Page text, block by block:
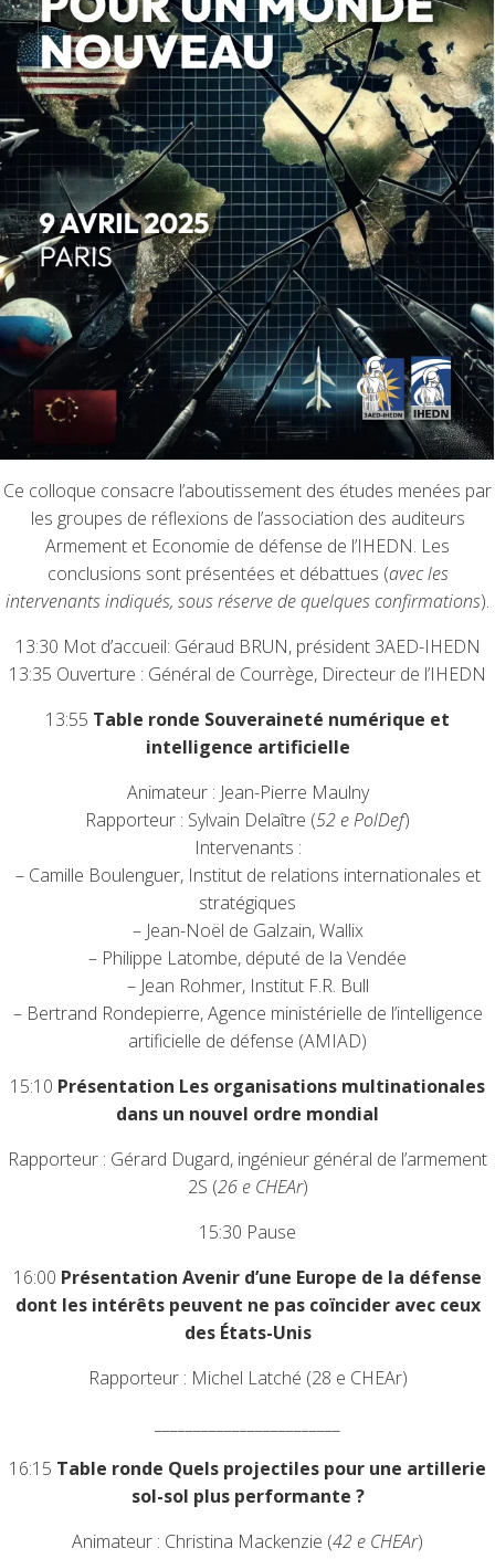
Ce colloque consacre l’aboutissement des études menées par
les groupes de réflexions de l’association des auditeurs
Armement et Economie de défense de l’IHEDN. Les
conclusions sont présentées et débattues (avec les
intervenants indiqués, sous réserve de quelques confirmations).
13:30 Mot d’accueil: Géraud BRUN, président 3AED-IHEDN
13:35 Ouverture : Général de Courrège, Directeur de l’IHEDN
13:55 Table ronde Souveraineté numérique et
intelligence artificielle
Animateur : Jean-Pierre Maulny
Rapporteur : Sylvain Delaître (52 e PolDef)
Intervenants :
– Camille Boulenguer, Institut de relations internationales et
stratégiques
– Jean-Noël de Galzain, Wallix
– Philippe Latombe, député de la Vendée
– Jean Rohmer, Institut F.R. Bull
– Bertrand Rondepierre, Agence ministérielle de l’intelligence
artificielle de défense (AMIAD)
15:10 Présentation Les organisations multinationales
dans un nouvel ordre mondial
Rapporteur : Gérard Dugard, ingénieur général de l’armement
2S (26 e CHEAr)
15:30 Pause
16:00 Présentation Avenir d’une Europe de la défense
dont les intérêts peuvent ne pas coïncider avec ceux
des États-Unis
Rapporteur : Michel Latché (28 e CHEAr)
16:15 Table ronde Quels projectiles pour une artillerie
sol-sol plus performante ?
Animateur : Christina Mackenzie (42 e CHEAr)